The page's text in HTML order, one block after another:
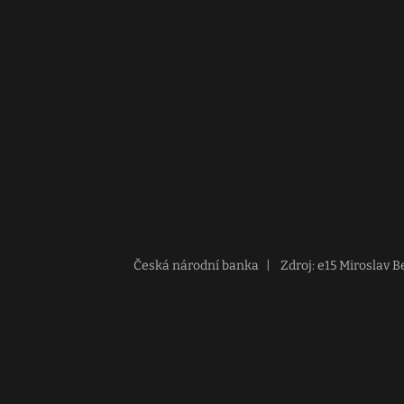
Česká národní banka Zdroj: e15 Miroslav